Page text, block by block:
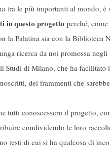
tra le più importanti al mondo,
in questo progetto perché,
la Palatina sia con la Biblioteca
ricerca da noi promossa
Studi di Milano, che ha
dei frammenti che
tutti conoscessero il progetto,
condividendo le loro
testi di cui si ha qualcosa di